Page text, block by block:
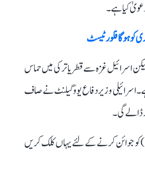
کیا ہے۔
اسرائیل غزہ سے قطر یا ترکی میں حماس
اسرائیلی وزیر دفاع یووگیلنٹ نے صاف
ڈالے گی۔
) کو جوائن کرنے کے لئے یہاں کلک کریں